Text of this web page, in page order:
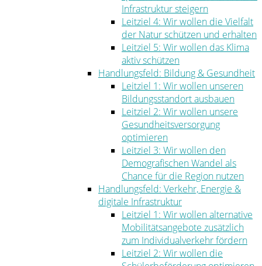
Infrastruktur steigern
Leitziel 4: Wir wollen die Vielfalt
der Natur schützen und erhalten
Leitziel 5: Wir wollen das Klima
aktiv schützen
Handlungsfeld: Bildung & Gesundheit
Leitziel 1: Wir wollen unseren
Bildungsstandort ausbauen
Leitziel 2: Wir wollen unsere
Gesundheitsversorgung
optimieren
Leitziel 3: Wir wollen den
Demografischen Wandel als
Chance für die Region nutzen
Handlungsfeld: Verkehr, Energie &
digitale Infrastruktur
Leitziel 1: Wir wollen alternative
Mobilitätsangebote zusätzlich
zum Individualverkehr fördern
Leitziel 2: Wir wollen die